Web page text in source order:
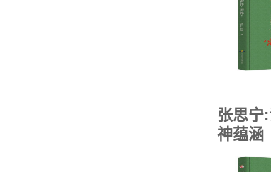
张思宁
神蕴涵